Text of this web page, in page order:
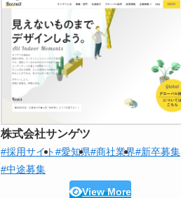
株式会社サンゲツ
#採用サイト#愛知県#商社業界#新卒募集
#中途募集
View More